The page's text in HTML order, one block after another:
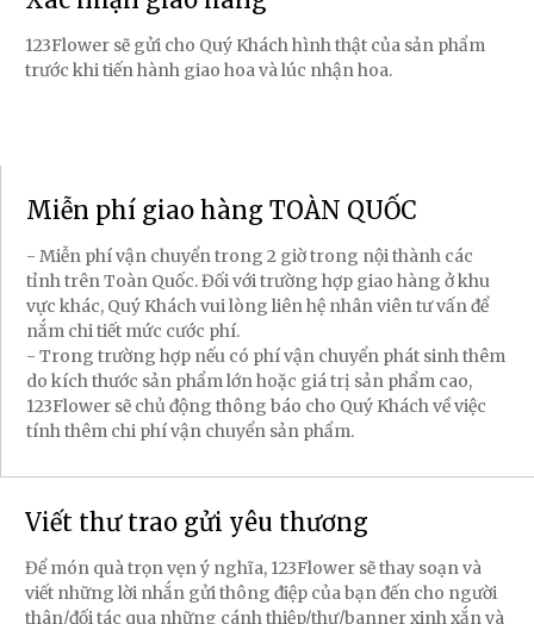
123Flower sẽ gửi cho Quý Khách hình thật của sản phẩm
trước khi tiến hành giao hoa và lúc nhận hoa.
Miễn phí giao hàng TOÀN QUỐC
- Miễn phí vận chuyển trong 2 giờ trong nội thành các
tỉnh trên Toàn Quốc. Đối với trường hợp giao hàng ở khu
vực khác, Quý Khách vui lòng liên hệ nhân viên tư vấn để
nắm chi tiết mức cước phí.
- Trong trường hợp nếu có phí vận chuyển phát sinh thêm
do kích thước sản phẩm lớn hoặc giá trị sản phẩm cao,
123Flower sẽ chủ động thông báo cho Quý Khách về việc
tính thêm chi phí vận chuyển sản phẩm.
Viết thư trao gửi yêu thương
Để món quà trọn vẹn ý nghĩa, 123Flower sẽ thay soạn và
viết những lời nhắn gửi thông điệp của bạn đến cho người
thân/đối tác qua những cánh thiệp/thư/banner xinh xắn và